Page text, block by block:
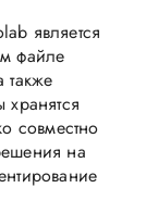
является
файле
также
хранятся
совместно
на